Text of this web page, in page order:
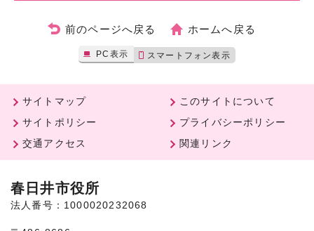
前のページへ戻る ホームへ戻る
PC表示 スマートフォン表示
サイトマップ
このサイトについて
サイトポリシー
プライバシーポリシー
交通アクセス
関連リンク
春日井市役所
法人番号：1000020232068